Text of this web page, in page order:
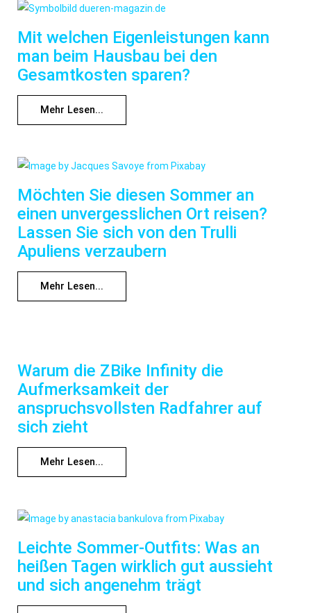
Mit welchen Eigenleistungen kann
man beim Hausbau bei den
Gesamtkosten sparen?
Mehr Lesen...
Möchten Sie diesen Sommer an
einen unvergesslichen Ort reisen?
Lassen Sie sich von den Trulli
Apuliens verzaubern
Mehr Lesen...
Warum die ZBike Infinity die
Aufmerksamkeit der
anspruchsvollsten Radfahrer auf
sich zieht
Mehr Lesen...
Leichte Sommer-Outfits: Was an
heißen Tagen wirklich gut aussieht
und sich angenehm trägt